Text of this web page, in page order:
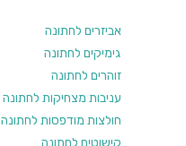
אביזרים לחתונה
גימיקים לחתונה
זוהרים לחתונה
עניבות מצחיקות לחתונה
חולצות מודפסות לחתונה